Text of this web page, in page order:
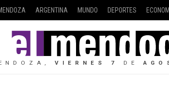
VIERNES 7 DE
ARGENTINA MUNDO DEPORTES